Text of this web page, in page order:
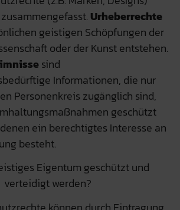
Urheberrechte
geistigen Schöpfungen der
oder der Kunst entstehen.
sind
Informationen, die nur
Personenkreis zugänglich sind,
geschützt
ein berechtigtes Interesse an
besteht.
Eigentum geschützt und
verteidigt werden?